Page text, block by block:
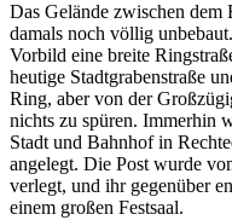
Das Gelände zwischen
damals noch völlig
Vorbild eine breite
heutige Stadtgrabenstraße
Ring, aber von der
nichts zu spüren. Immerhin
Stadt und Bahnhof in
angelegt. Die Post wurde
verlegt, und ihr gegenüber
einem großen Festsaal.